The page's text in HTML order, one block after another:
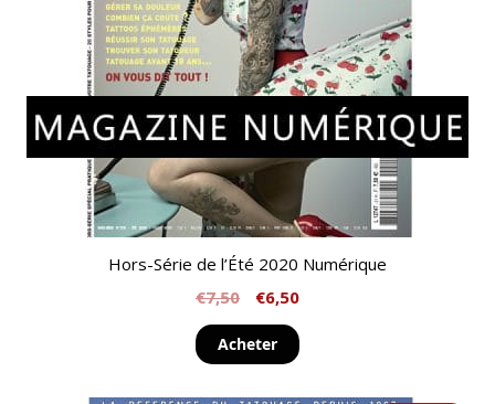
Hors-Série de l’Été 2020 Numérique
€7,50 €6,50
Acheter